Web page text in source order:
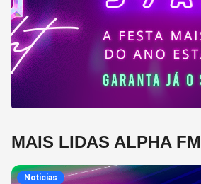
MAIS LIDAS ALPHA FM
Noticias